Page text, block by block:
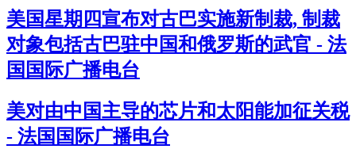
美国星期四宣布对古巴实施新制裁, 制裁
对象包括古巴驻中国和俄罗斯的武官 - 法
国国际广播电台
美对由中国主导的芯片和太阳能加征关税
- 法国国际广播电台